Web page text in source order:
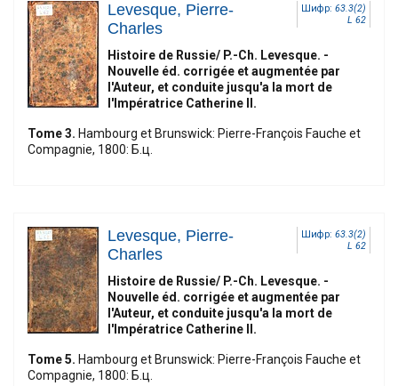
Шифр: 63.3(2)
L 62
Levesque, Pierre-
Charles
Histoire de Russie/ P.-Ch. Levesque. -
Nouvelle éd. corrigée et augmentée par
l'Auteur, et conduite jusqu'a la mort de
l'Impératrice Catherine II.
Tome 3. Hambourg et Brunswick: Pierre-François Fauche et
Compagnie, 1800: Б.ц.
Шифр: 63.3(2)
L 62
Levesque, Pierre-
Charles
Histoire de Russie/ P.-Ch. Levesque. -
Nouvelle éd. corrigée et augmentée par
l'Auteur, et conduite jusqu'a la mort de
l'Impératrice Catherine II.
Tome 5. Hambourg et Brunswick: Pierre-François Fauche et
Compagnie, 1800: Б.ц.